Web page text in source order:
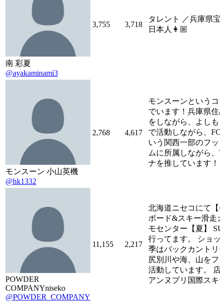
南 彩夏
@ayakaminami3
3,755 3,718
タレント ／兵庫県
日本人👩🏼
モンスーン 小山英機
@hk1332
2,768 4,617
モンスーンという
でいます！兵庫県
をしながら、よし
で活動しながら、
いう関西一部のフ
ムに所属しながら
ナを推しています！
POWDER
COMPANYniseko
@POWDER_COMPANY
11,155 2,217
北海道ニセコにて
ボード&スキー滑走
モセンター【夏】
行ってます。 ショ
季はバックカント
尻別川や海、山を
活動しています。
アンヌプリ国際ス